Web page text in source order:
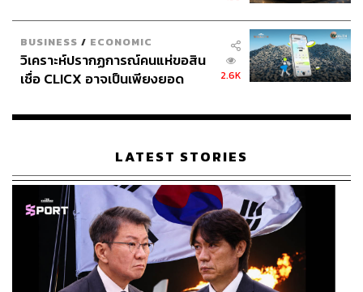
BUSINESS / ECONOMIC
วิเคราะห์ปรากฏการณ์คนแห่ขอสิน
เชื่อ CLICX อาจเป็นเพียงยอด
เรือนไทยที่ถูกซุกไว้
2.6K
LATEST STORIES